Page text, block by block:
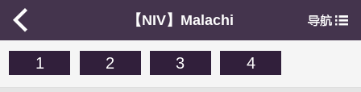
【NIV】Malachi
1 2 3 4